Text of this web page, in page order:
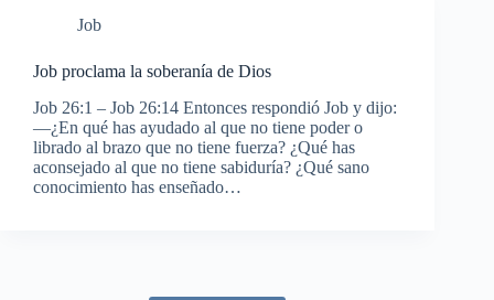
Job
Job proclama la soberanía de Dios
Job 26:1 – Job 26:14 Entonces respondió Job y dijo:
—¿En qué has ayudado al que no tiene poder o
librado al brazo que no tiene fuerza? ¿Qué has
aconsejado al que no tiene sabiduría? ¿Qué sano
conocimiento has enseñado…